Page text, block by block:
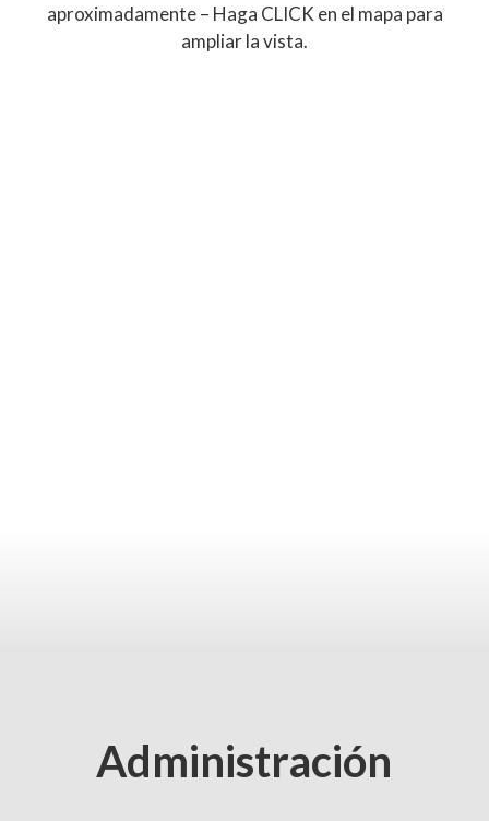
aproximadamente – Haga CLICK en el mapa para
ampliar la vista.
Administración